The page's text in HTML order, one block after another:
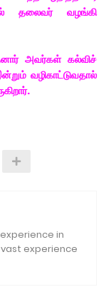
தலைவர் வழங்கி
அவர்கள் கல்விச்
வழிகாட்டுவதால்
experience in
experience